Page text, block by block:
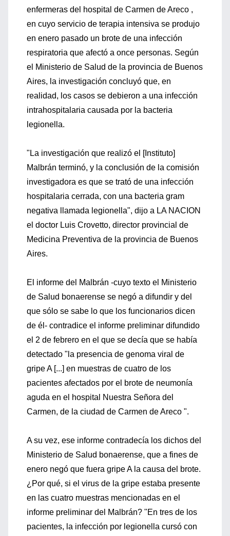
enfermeras del hospital de Carmen de Areco ,
en cuyo servicio de terapia intensiva se produjo
en enero pasado un brote de una infección
respiratoria que afectó a once personas. Según
el Ministerio de Salud de la provincia de Buenos
Aires, la investigación concluyó que, en
realidad, los casos se debieron a una infección
intrahospitalaria causada por la bacteria
legionella.
"La investigación que realizó el [Instituto]
Malbrán terminó, y la conclusión de la comisión
investigadora es que se trató de una infección
hospitalaria cerrada, con una bacteria gram
negativa llamada legionella", dijo a LA NACION
el doctor Luis Crovetto, director provincial de
Medicina Preventiva de la provincia de Buenos
Aires.
El informe del Malbrán -cuyo texto el Ministerio
de Salud bonaerense se negó a difundir y del
que sólo se sabe lo que los funcionarios dicen
de él- contradice el informe preliminar difundido
el 2 de febrero en el que se decía que se había
detectado "la presencia de genoma viral de
gripe A [...] en muestras de cuatro de los
pacientes afectados por el brote de neumonía
aguda en el hospital Nuestra Señora del
Carmen, de la ciudad de Carmen de Areco ".
A su vez, ese informe contradecía los dichos del
Ministerio de Salud bonaerense, que a fines de
enero negó que fuera gripe A la causa del brote.
¿Por qué, si el virus de la gripe estaba presente
en las cuatro muestras mencionadas en el
informe preliminar del Malbrán? "En tres de los
pacientes, la infección por legionella cursó con